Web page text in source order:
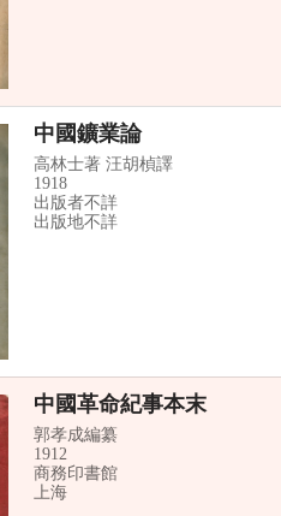
中國鑛業論
高林士著 汪胡楨譯
1918
出版者不詳
出版地不詳
中國革命紀事本末
郭孝成編纂
1912
商務印書館
上海